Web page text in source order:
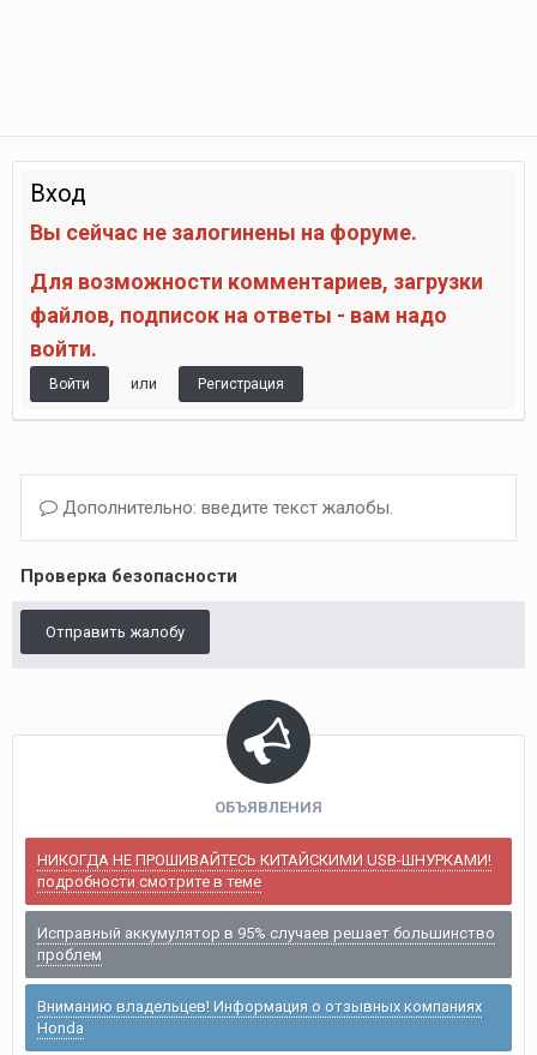
Вход
Вы сейчас не залогинены на форуме.
Для возможности комментариев, загрузки
файлов, подписок на ответы - вам надо
войти.
Войти или Регистрация
Дополнительно: введите текст жалобы.
Проверка безопасности
Отправить жалобу
ОБЪЯВЛЕНИЯ
НИКОГДА НЕ ПРОШИВАЙТЕСЬ КИТАЙСКИМИ USB-ШНУРКАМИ!
подробности смотрите в теме
Исправный аккумулятор в 95% случаев решает большинство
проблем
Вниманию владельцев! Информация о отзывных компаниях
Honda